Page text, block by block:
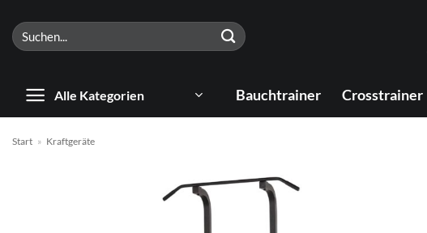
Inhalt
springen
Suchen
nach:
Alle Kategorien Bauchtrainer Crosstrainer
Start » Kraftgeräte